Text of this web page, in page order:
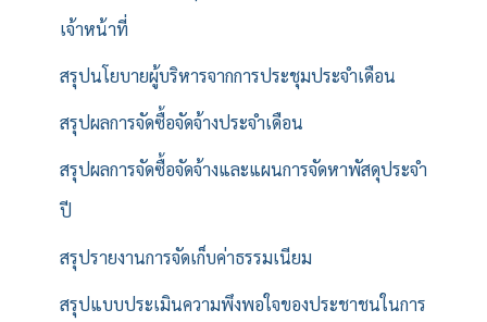
เจ้าหน้าที่
สรุปนโยบายผู้บริหารจากการประชุมประจำเดือน
สรุปผลการจัดซื้อจัดจ้างประจำเดือน
สรุปผลการจัดซื้อจัดจ้างและแผนการจัดหาพัสดุประจำ
ปี
สรุปรายงานการจัดเก็บค่าธรรมเนียม
สรุปแบบประเมินความพึงพอใจของประชาชนในการ